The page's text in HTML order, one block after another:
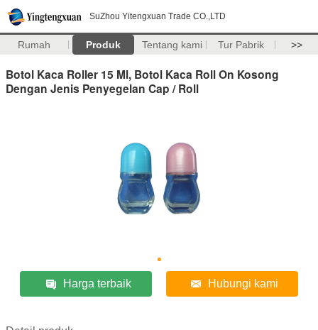
SuZhou Yitengxuan Trade CO.,LTD
Rumah Produk Tentang kami Tur Pabrik >>
Botol Kaca Roller 15 Ml, Botol Kaca Roll On Kosong
Dengan Jenis Penyegelan Cap / Roll
Harga terbaik Hubungi kami